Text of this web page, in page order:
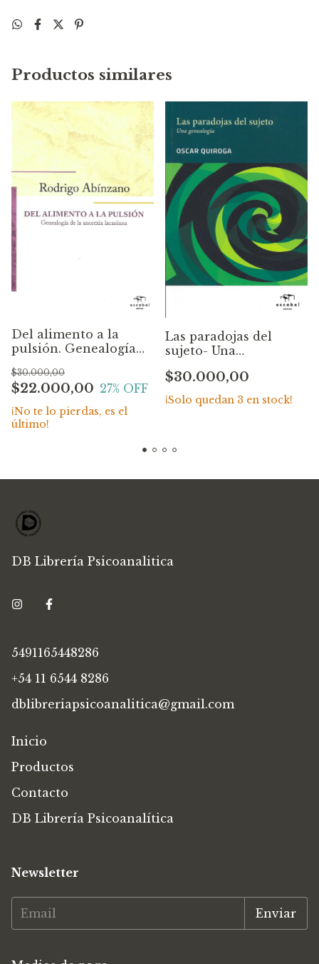
Productos similares
Del alimento a la
pulsión. Genealogía
lacaniana. Rodrigo V.
Abínzano
$22.000,00
$30.000,00
27% OFF
¡No te lo pierdas, es el
último!
Las paradojas del
sujeto- Una
Quiroga
$30.000,00
¡Solo quedan 3 en stock!
DB Librería Psicoanalitica
5491165448286
+54 11 6544 8286
dblibreriapsicoanalitica@gmail.com
Inicio
Productos
Contacto
DB Librería Psicoanalítica
Newsletter